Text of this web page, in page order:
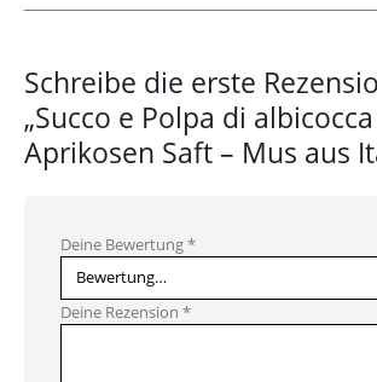
Schreibe die erste
„Succo e Polpa di
Aprikosen Saft – Mus aus
Deine Bewertung*
Deine Rezension *